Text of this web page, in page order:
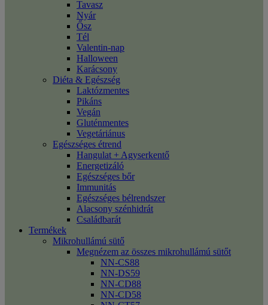
Tavasz
Nyár
Ősz
Tél
Valentin-nap
Halloween
Karácsony
Diéta & Egészség
Laktózmentes
Pikáns
Vegán
Gluténmentes
Vegetáriánus
Egészséges étrend
Hangulat + Agyserkentő
Energetizáló
Egészséges bőr
Immunitás
Egészséges bélrendszer
Alacsony szénhidrát
Családbarát
Termékek
Mikrohullámú sütő
Megnézem az összes mikrohullámú sütőt
NN-CS88
NN-DS59
NN-CD88
NN-CD58